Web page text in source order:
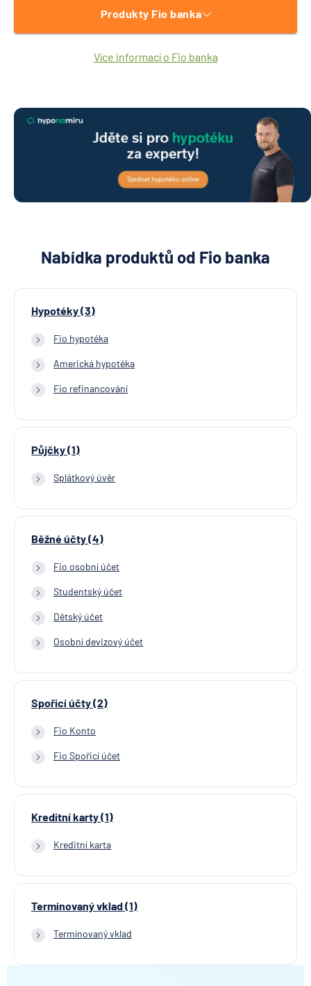
Produkty Fio banka
Více informací o Fio banka
Nabídka produktů od Fio banka
Hypotéky (3)
Fio hypotéka
Americká hypotéka
Fio refinancování
Půjčky (1)
Splátkový úvěr
Běžné účty (4)
Fio osobní účet
Studentský účet
Dětský účet
Osobní devizový účet
Spořicí účty (2)
Fio Konto
Fio Spořicí účet
Kreditní karty (1)
Kreditní karta
Termínovaný vklad (1)
Termínovaný vklad